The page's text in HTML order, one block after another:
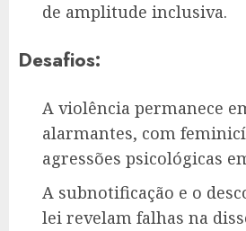
de amplitude inclusiva.
Desafios:
A violência permanece
alarmantes, com
agressões psicológicas
A subnotificação e o
lei revelam falhas na